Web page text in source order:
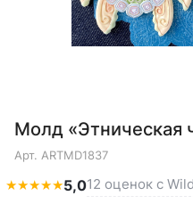
Молд «Этническая
Арт. ARTMD1837
★★★★★5,012 оценок с